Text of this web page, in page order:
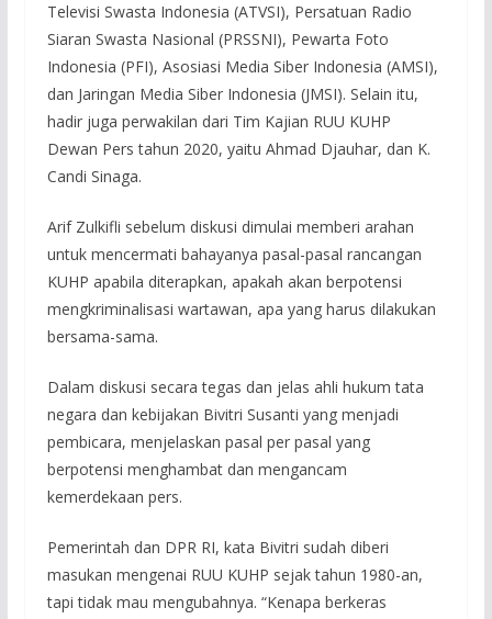
Televisi Swasta Indonesia (ATVSI), Persatuan Radio
Siaran Swasta Nasional (PRSSNI), Pewarta Foto
Indonesia (PFI), Asosiasi Media Siber Indonesia (AMSI),
dan Jaringan Media Siber Indonesia (JMSI). Selain itu,
hadir juga perwakilan dari Tim Kajian RUU KUHP
Dewan Pers tahun 2020, yaitu Ahmad Djauhar, dan K.
Candi Sinaga.
Arif Zulkifli sebelum diskusi dimulai memberi arahan
untuk mencermati bahayanya pasal-pasal rancangan
KUHP apabila diterapkan, apakah akan berpotensi
mengkriminalisasi wartawan, apa yang harus dilakukan
bersama-sama.
Dalam diskusi secara tegas dan jelas ahli hukum tata
negara dan kebijakan Bivitri Susanti yang menjadi
pembicara, menjelaskan pasal per pasal yang
berpotensi menghambat dan mengancam
kemerdekaan pers.
Pemerintah dan DPR RI, kata Bivitri sudah diberi
masukan mengenai RUU KUHP sejak tahun 1980-an,
tapi tidak mau mengubahnya. “Kenapa berkeras